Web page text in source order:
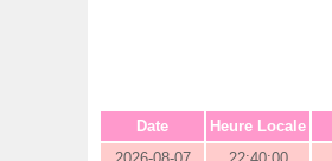
Date Heure Locale